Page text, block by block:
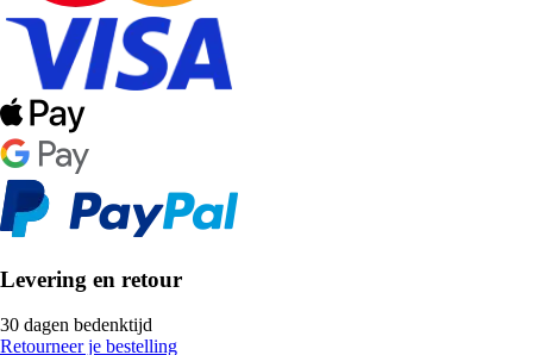
Levering en retour
30 dagen bedenktijd
Retourneer je bestelling